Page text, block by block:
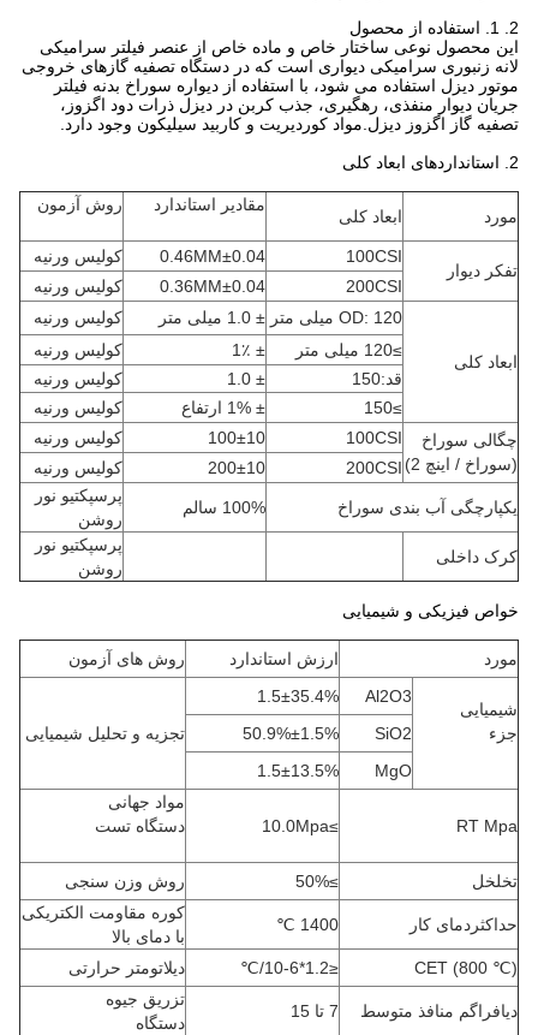
این محصول نوعی ساختار خاص و ماده خاص از عنصر فیلتر سرامیکی
لانه زنبوری سرامیکی دیواری است که در دستگاه تصفیه گازهای خروجی
موتور دیزل استفاده می شود، با استفاده از دیواره سوراخ بدنه فیلتر
جریان دیوار منفذی، رهگیری، جذب کربن در دیزل ذرات دود اگزوز،
تصفیه گاز اگزوز دیزل.مواد کوردیریت و کاربید سیلیکون وجود دارد.
مورد ابعاد کلی
مقادیر استاندارد روش آزمون
تفکر دیوار
100CSI
0.46MM±0.04
کولیس ورنیه
200CSI
0.36MM±0.04 کولیس ورنیه
ابعاد کلی
OD: 120 میلی متر ± 1.0 میلی متر
کولیس ورنیه
≥120 میلی متر
± 1٪
کولیس ورنیه
قد:150
± 1.0
کولیس ورنیه
≥150
± 1% ارتفاع
کولیس ورنیه
چگالی سوراخ
(سوراخ / اینچ 2)
100CSI
100±10
کولیس ورنیه
200CSI
200±10 کولیس ورنیه
یکپارچگی آب بندی سوراخ 100% سالم
پرسپکتیو نور
روشن
کرک داخلی
پرسپکتیو نور
روشن
خواص فیزیکی و شیمیایی
مورد ارزش استاندارد روش های آزمون
شیمیایی
جزء
Al2O3
1.5±35.4%
تجزیه و تحلیل شیمیایی
SiO2
50.9%±1.5%
MgO
1.5±13.5%
RT Mpa
≥10.0Mpa
مواد جهانی
دستگاه تست
تخلخل ≥50% روش وزن سنجی
حداکثردمای کار 1400 ℃
کوره مقاومت الکتریکی
با دمای بالا
CET (800 ℃)
≤1.2*10-6/℃ دیلاتومتر حرارتی
دیافراگم منافذ متوسط
تزریق جیوه
دستگاه